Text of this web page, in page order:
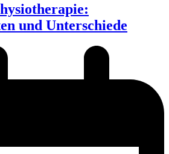
und Unterschiede